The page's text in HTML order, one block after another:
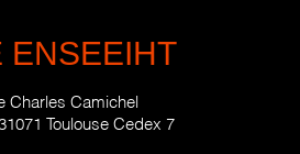
ENSEEIHT
Charles Camichel
Toulouse Cedex 7